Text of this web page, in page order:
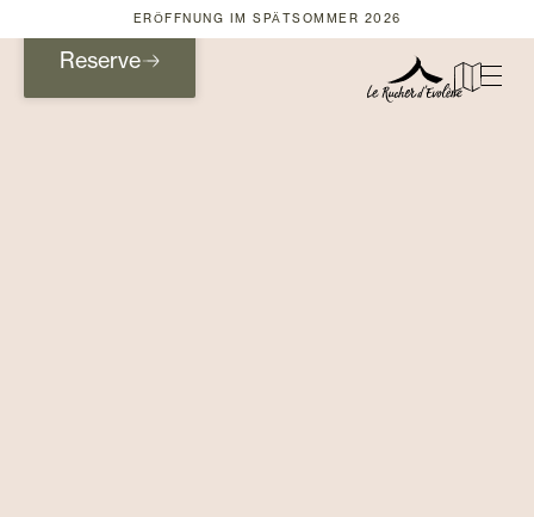
ERÖFFNUNG IM SPÄTSOMMER 2026
Reserve